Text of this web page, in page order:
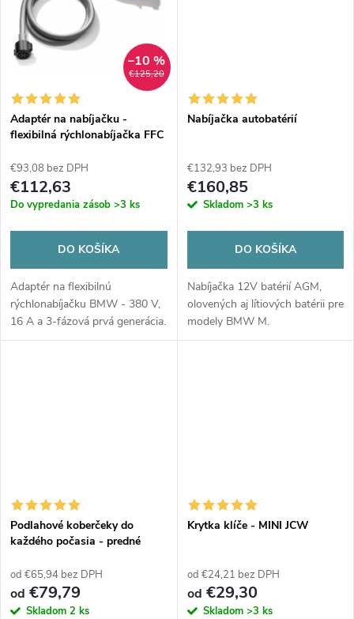
o
v
o
v
€125,20
–10 %
Adaptér na nabíjačku -
flexibilná rýchlonabíjačka FFC
€93,08 bez DPH
€112,63
Do vypredania zásob >3 ks
DO KOŠÍKA
Adaptér na flexibilnú
rýchlonabíjačku BMW - 380 V,
16 A a 3-fázová prvá generácia.
.
Nabíjačka autobatérií
€132,93 bez DPH
€160,85
Skladom >3 ks
DO KOŠÍKA
Nabíjačka 12V batérií AGM,
olovených aj lítiových batérii pre
modely BMW M.
Podlahové koberčeky do
každého počasia - predné
od €65,94 bez DPH
od €79,79
Skladom 2 ks
Krytka klíče - MINI JCW
od €24,21 bez DPH
od €29,30
Skladom >3 ks